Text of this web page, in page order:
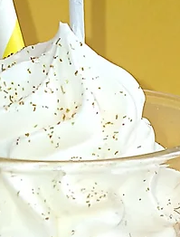
Colis perdu ou non
ouverte auprès du
délai de 14 jours
être retournés : Non
retournés (non utilisés et
que celui utilisé lors de
s’effectuent via les